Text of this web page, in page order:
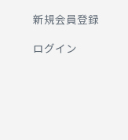
新規会員登録
ログイン